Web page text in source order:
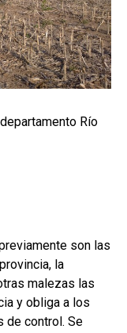
Río
son las
la
malezas las
y obliga a los
de control. Se